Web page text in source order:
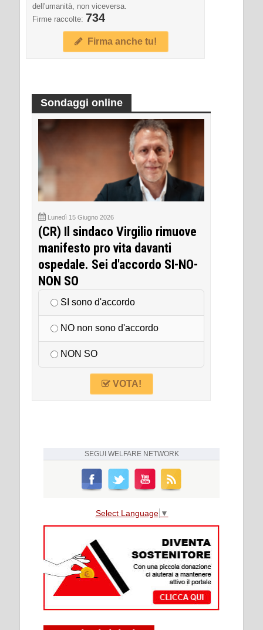
dell'umanità, non viceversa.
Firme raccolte: 734
Firma anche tu!
Sondaggi online
Lunedì 15 Giugno 2026
(CR) Il sindaco Virgilio rimuove
manifesto pro vita davanti
ospedale. Sei d'accordo SI-NO-
NON SO
SI sono d'accordo
NO non sono d'accordo
NON SO
VOTA!
SEGUI WELFARE NETWORK
Select Language ▼